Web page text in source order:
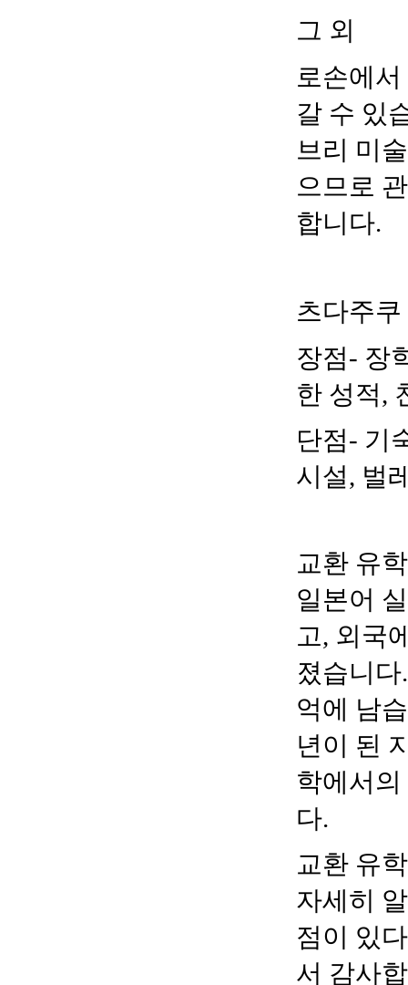
그 외
로손에
갈 수 있
브리 미
으므로
합니다.
츠다주
장점- 장
한 성적,
단점- 기
시설, 벌
교환 유
일본어
고, 외국
졌습니다
억에 남
년이 된
학에서
다.
교환 유
자세히
점이 있
서 감사